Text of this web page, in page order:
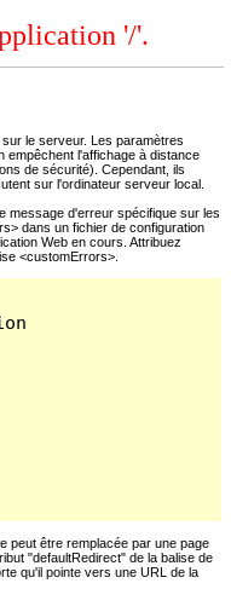
'/'.
le serveur. Les paramètres
empêchent l'affichage à distance
de sécurité). Cependant, ils
sur l'ordinateur serveur local.
message d'erreur spécifique sur les
dans un fichier de configuration
Web en cours. Attribuez
<customErrors>.
peut être remplacée par une page
"defaultRedirect" de la balise de
qu'il pointe vers une URL de la